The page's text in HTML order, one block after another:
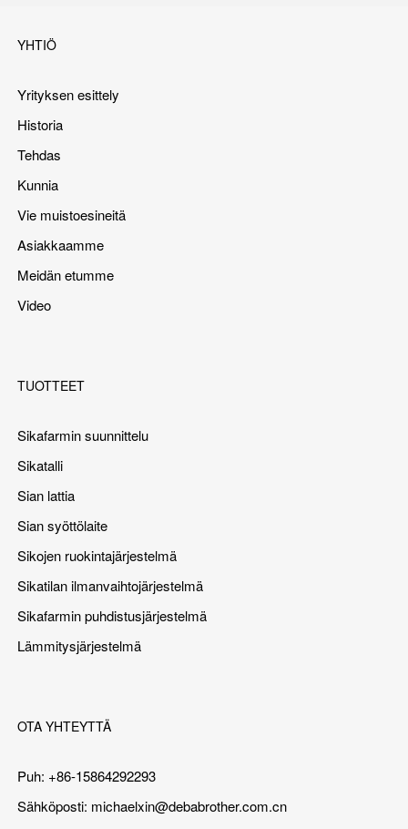
YHTIÖ
Yrityksen esittely
Historia
Tehdas
Kunnia
Vie muistoesineitä
Asiakkaamme
Meidän etumme
Video
TUOTTEET
Sikafarmin suunnittelu
Sikatalli
Sian lattia
Sian syöttölaite
Sikojen ruokintajärjestelmä
Sikatilan ilmanvaihtojärjestelmä
Sikafarmin puhdistusjärjestelmä
Lämmitysjärjestelmä
OTA YHTEYTTÄ
Puh: +86-15864292293
Sähköposti: michaelxin@debabrother.com.cn